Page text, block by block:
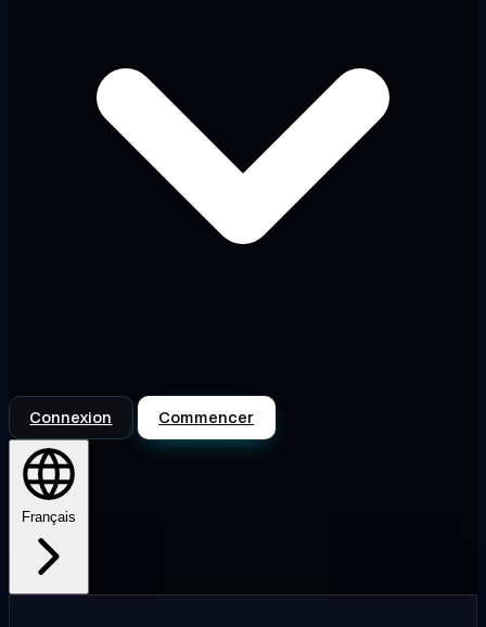
Connexion Commencer
Français